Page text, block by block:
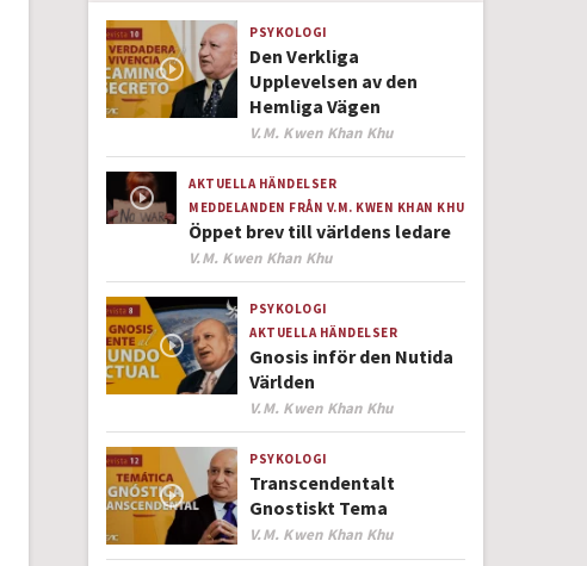
PSYKOLOGI
Den Verkliga
Upplevelsen av den
Hemliga Vägen
Author
V.M. Kwen Khan Khu
AKTUELLA HÄNDELSER
MEDDELANDEN FRÅN V.M. KWEN KHAN KHU
Öppet brev till världens ledare
Author
V.M. Kwen Khan Khu
PSYKOLOGI
AKTUELLA HÄNDELSER
Gnosis inför den Nutida
Världen
Author
V.M. Kwen Khan Khu
PSYKOLOGI
Transcendentalt
Gnostiskt Tema
Author
V.M. Kwen Khan Khu